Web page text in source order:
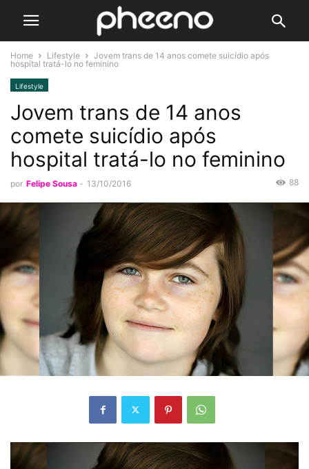
Home Lifestyle
Jovem trans de 14 anos comete suicídio após
hospital tratá-lo no feminino
Lifestyle
Jovem trans de 14 anos
comete suicídio após
hospital tratá-lo no feminino
por Felipe Sousa - 13/10/2016 88